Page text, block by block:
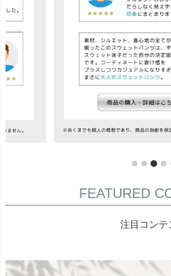
FEATURED
注目コンテ